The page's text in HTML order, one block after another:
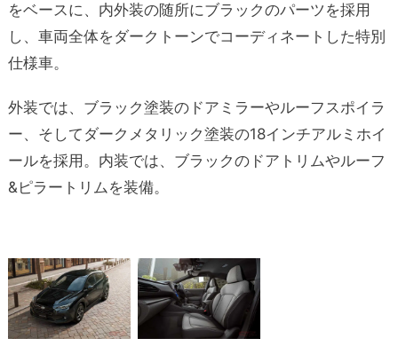
をベースに、内外装の随所にブラックのパーツを採用
し、車両全体をダークトーンでコーディネートした特別
仕様車。
外装では、ブラック塗装のドアミラーやルーフスポイラ
ー、そしてダークメタリック塗装の18インチアルミホイ
ールを採用。内装では、ブラックのドアトリムやルーフ
&ピラートリムを装備。